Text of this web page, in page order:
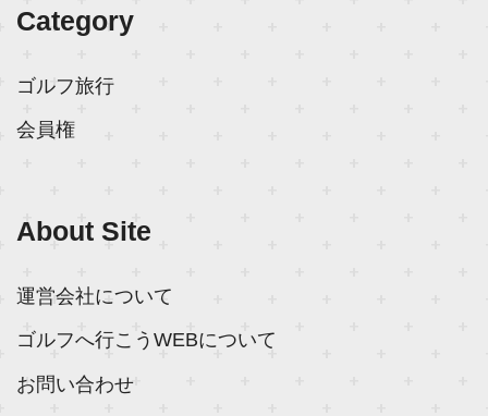
Category
ゴルフ旅行
会員権
About Site
運営会社について
ゴルフへ行こうWEBについて
お問い合わせ